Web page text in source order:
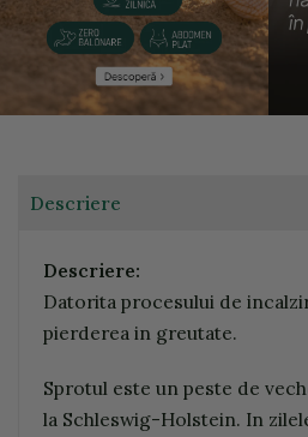
Descriere
Descriere:
Datorita procesului de
pierderea in greutate.
Sprotul este un peste de
la Schleswig-Holstein. In